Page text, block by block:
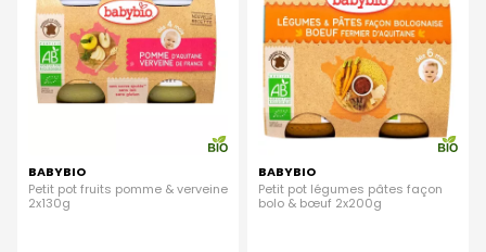
BABYBIO
Petit pot fruits pomme & verveine
2x130g
BABYBIO
Petit pot légumes pâtes façon
bolo & bœuf 2x200g